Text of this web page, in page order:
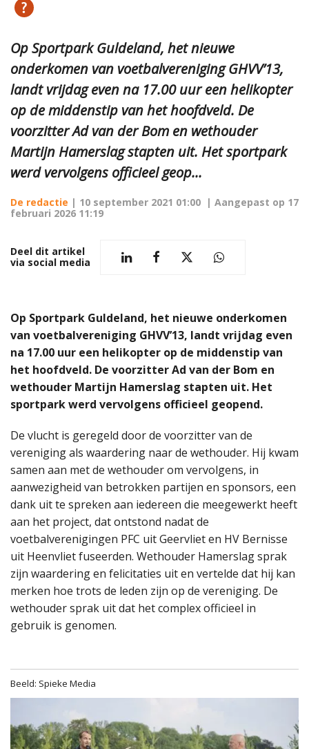
Op Sportpark Guldeland, het nieuwe
onderkomen van voetbalvereniging GHVV’13,
landt vrijdag even na 17.00 uur een helikopter
op de middenstip van het hoofdveld. De
voorzitter Ad van der Bom en wethouder
Martijn Hamerslag stapten uit. Het sportpark
werd vervolgens officieel geop...
De redactie | 10 september 2021 01:00 | Aangepast op 17
februari 2026 11:19
Deel dit artikel
via social media
Op Sportpark Guldeland, het nieuwe onderkomen
van voetbalvereniging GHVV’13, landt vrijdag even
na 17.00 uur een helikopter op de middenstip van
het hoofdveld. De voorzitter Ad van der Bom en
wethouder Martijn Hamerslag stapten uit. Het
sportpark werd vervolgens officieel geopend.
De vlucht is geregeld door de voorzitter van de
vereniging als waardering naar de wethouder. Hij kwam
samen aan met de wethouder om vervolgens, in
aanwezigheid van betrokken partijen en sponsors, een
dank uit te spreken aan iedereen die meegewerkt heeft
aan het project, dat ontstond nadat de
voetbalverenigingen PFC uit Geervliet en HV Bernisse
uit Heenvliet fuseerden. Wethouder Hamerslag sprak
zijn waardering en felicitaties uit en vertelde dat hij kan
merken hoe trots de leden zijn op de vereniging. De
wethouder sprak uit dat het complex officieel in
gebruik is genomen.
Beeld: Spieke Media